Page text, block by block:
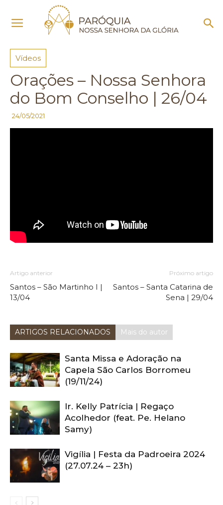
Vídeos
Vídeos
Orações – Nossa Senhora
do Bom Conselho | 26/04
24/05/2021
Artigo anterior
Santos – São Martinho I |
13/04
Próximo artigo
Santos – Santa Catarina de
Sena | 29/04
ARTIGOS RELACIONADOS Mais do autor
Santa Missa e Adoração na
Capela São Carlos Borromeu
(19/11/24)
Ir. Kelly Patrícia | Regaço
Acolhedor (feat. Pe. Helano
Samy)
Vigília | Festa da Padroeira 2024
(27.07.24 – 23h)